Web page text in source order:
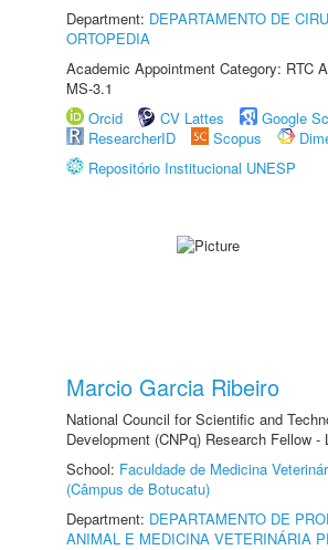
Department: DEPARTAMENTO DE
ORTOPEDIA
Academic Appointment Category: RTC
MS-3.1
Orcid
CV Lattes
Google
ResearcherID
Scopus
Repositório Institucional UNESP
Marcio Garcia Ribeiro
National Council for Scientific and
Development (CNPq) Research Fellow -
School: Faculdade de Medicina
(Câmpus de Botucatu)
Department: DEPARTAMENTO DE
ANIMAL E MEDICINA VETERINÁRIA